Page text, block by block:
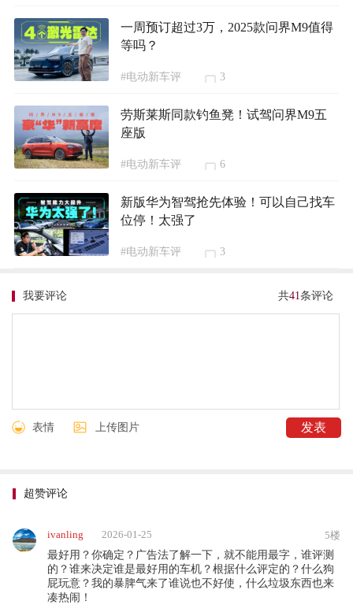
一周预订超过3万，2025款问界M9值得
等吗？
#电动新车评 3
劳斯莱斯同款钓鱼凳！试驾问界M9五
座版
#电动新车评 6
新版华为智驾抢先体验！可以自己找车
位停！太强了
#电动新车评 3
共41条评论
我要评论
表情 上传图片
超赞评论
ivanling 2026-01-25
5楼
最好用？你确定？广告法了解一下，就不能用最字，谁评测
的？谁来决定谁是最好用的车机？根据什么评定的？什么狗
屁玩意？我的暴脾气来了谁说也不好使，什么垃圾东西也来
凑热闹！